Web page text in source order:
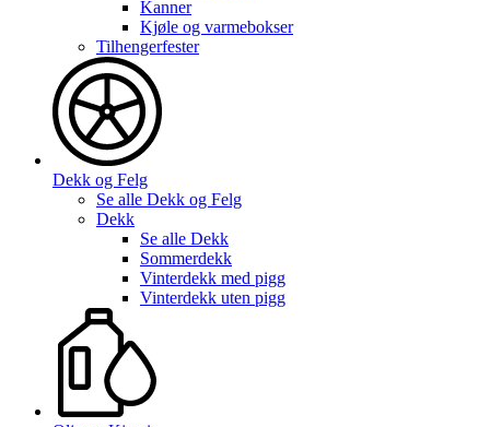
Kanner
Kjøle og varmebokser
Tilhengerfester
Dekk og Felg
Se alle Dekk og Felg
Dekk
Se alle Dekk
Sommerdekk
Vinterdekk med pigg
Vinterdekk uten pigg